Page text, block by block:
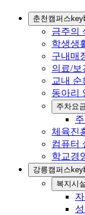
춘천캠퍼스
금주의
학생생
구내매
의료/보
교내
동아리
주차요
체육진
컴퓨터
학교경
강릉캠퍼스
복지시